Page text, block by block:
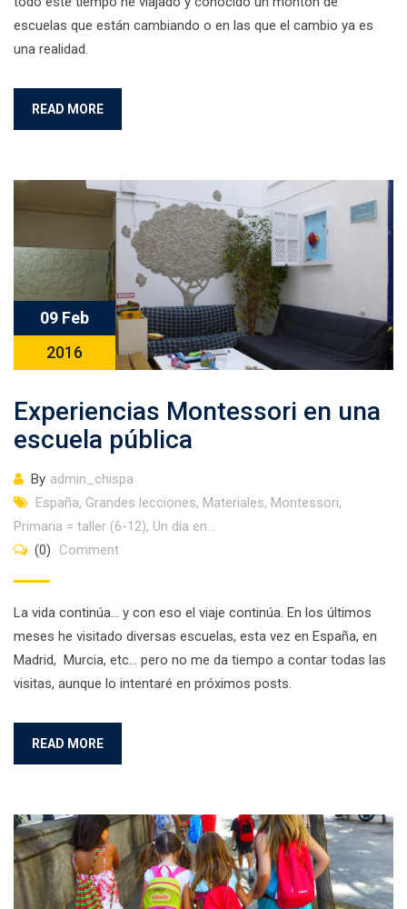
escuelas que están cambiando o en las que el cambio ya es
una realidad.
READ MORE
09 Feb
2016
Experiencias Montessori en una
escuela pública
By admin_chispa
España, Grandes lecciones, Materiales, Montessori,
Primaria = taller (6-12), Un día en...
(0)
Comment
La vida continúa… y con eso el viaje continúa. En los últimos
meses he visitado diversas escuelas, esta vez en España, en
Madrid, Murcia, etc… pero no me da tiempo a contar todas las
visitas, aunque lo intentaré en próximos posts.
READ MORE